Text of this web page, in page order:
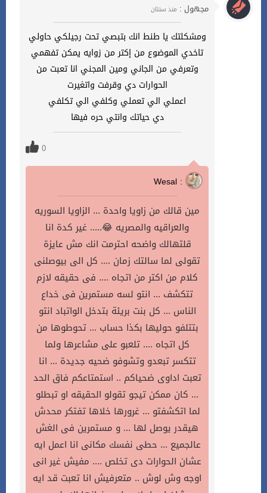
مجهول : منذ سنتان
ومشكلتك يا طنط انك بتبصي تحت رجيلكي حاولي
تاخدي الموضوع من إكتر من زوايه يمكن تفهمي
وتعرفي من الجاني ومين المجني انا تعبت من
الحوارات دي وقرفت واتغيرت
اعملي الي تعملي وكلفي الي تكلفي
دي حياتك وانتي حره فيها
0
Wesal :
مين قالك من زاويا واحدة ... الزاويا السوريه
والعراقيه والمصريه 😂..... غير كدة انا
قلتهالك واضحه احترمت انك مش عايزة
تقولى لما سالتك زمان .... كل الى بيوصلنى
كلام من اكتر من اتجاه .... فى حقيقه لازم
تتكشف ... انتو لسه مستمرين فى خداع
الناس ... كل بنت بريئة بتدخل الواتباد انتو
بتتلفو حوليها بكذا حساب ... تحوطوها من
كل اتجاه .... تلعبو على مشاعرها ولما
تتكسر تبعدو وتشوفو ضحيه جديدة ... انا
تعبت اداوى ضحياكم .. استمتاعكم فاق الحد
... كان ممكن تيجو تقولو الحقيقه او تبطلو
لما اتكشفتو ... غرورها خلاها تفتكر محدش
هيقدر يوصل لها ... و مستمرين فى الغش
عالجميع ... حطى نفسك مكانى انا اعمل ايه
عشان الحوارات دى تخلص .... مفيش غير انى
اوجه وش لوش .. متعرفيش انا تعبت قد ايه